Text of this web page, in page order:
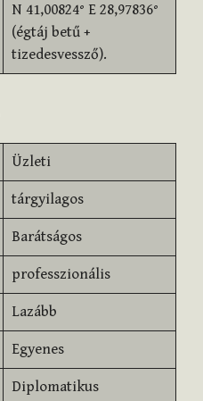
N 41,00824° E 28,97836°
(égtáj betű +
tizedesvessző).
Üzleti
tárgyilagos
Barátságos
professzionális
Lazább
Egyenes
Diplomatikus